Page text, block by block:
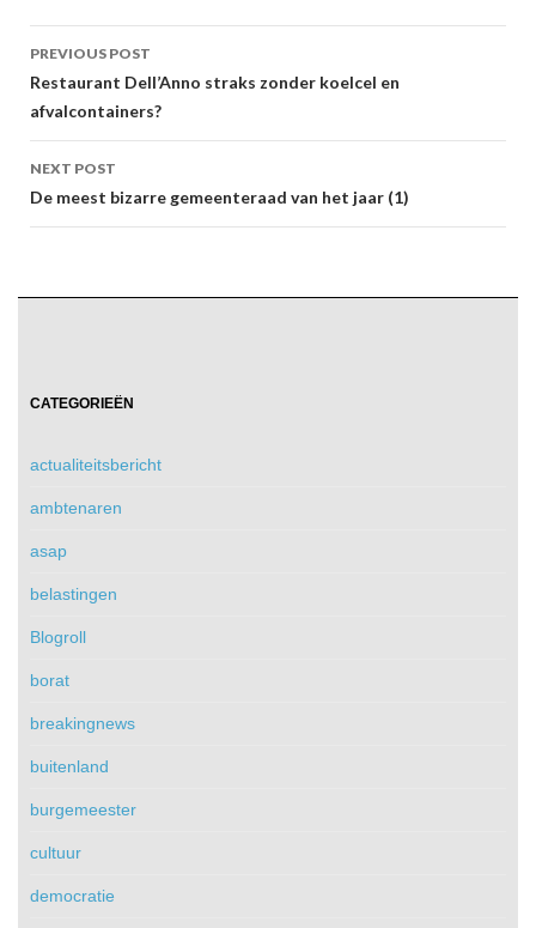
Post
navigation
PREVIOUS POST
Restaurant Dell’Anno straks zonder koelcel en
afvalcontainers?
NEXT POST
De meest bizarre gemeenteraad van het jaar (1)
CATEGORIEËN
actualiteitsbericht
ambtenaren
asap
belastingen
Blogroll
borat
breakingnews
buitenland
burgemeester
cultuur
democratie